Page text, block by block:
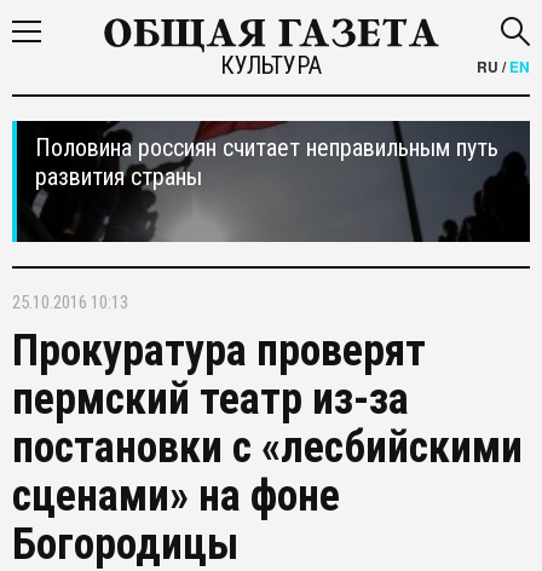
КУЛЬТУРА RU /EN
Половина россиян считает неправильным путь
развития страны
25.10.2016 10:13
Прокуратура проверят
пермский театр из-за
постановки с «лесбийскими
сценами» на фоне
Богородицы